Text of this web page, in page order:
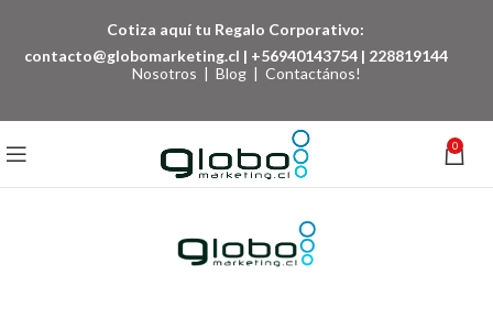
Cotiza aquí tu Regalo Corporativo:
contacto@globomarketing.cl | +56940143754 | 228819144
Nosotros | Blog | Contactános!
0